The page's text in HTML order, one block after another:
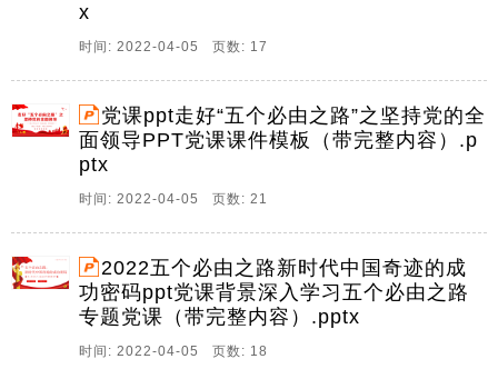
13、中天文库网,祝您事业如日中天中天文库网,祝您事
业如日中天55个必由之路是新时代中国的成功密码个必
必由之路揭示新时代中国成功密码。
14、深入学习五个必由之路系列党课,走好走稳五个必由
之路,五个必由之路指明了新时代中国在发展过程中必须
遵循的准则,彰显了亿万中国人民坚定不移的前行目标和
一往无前的奋斗勇气,前言,目录,精准定位,习近平总书记
提出五个必由之路具有深刻的意涵,蕴含着。
15、深刻认识和把握五个必由之路,党员干部学习教育专
题党课课件,今年全国两会期间,习近平总书记站在党和国
家事业发展全局的战略高度,回顾新时代党和人民奋进历
x
时间: 2022-04-05 页数: 17
党课ppt走好“五个必由之路”之坚持党的全
面领导PPT党课课件模板（带完整内容）.p
ptx
时间: 2022-04-05 页数: 21
2022五个必由之路新时代中国奇迹的成
功密码ppt党课背景深入学习五个必由之路
专题党课（带完整内容）.pptx
时间: 2022-04-05 页数: 18